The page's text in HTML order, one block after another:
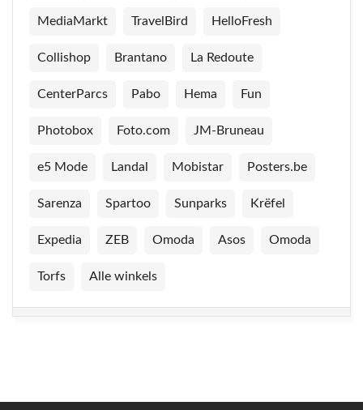
MediaMarkt TravelBird HelloFresh
Collishop Brantano La Redoute
CenterParcs Pabo Hema Fun
Photobox Foto.com JM-Bruneau
e5 Mode Landal Mobistar Posters.be
Sarenza Spartoo Sunparks Krëfel
Expedia ZEB Omoda Asos Omoda
Torfs Alle winkels